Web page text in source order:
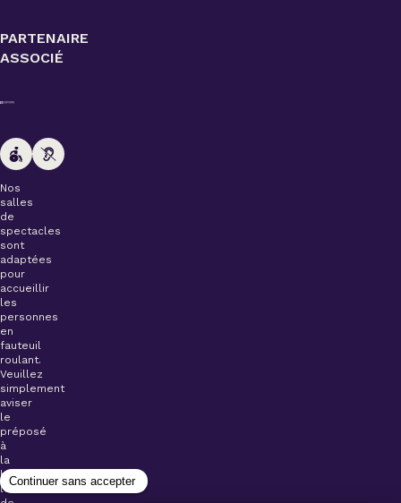
PARTENAIRE
ASSOCIÉ
Nos
salles
de
spectacles
sont
adaptées
pour
accueillir
les
personnes
en
fauteuil
roulant.
Veuillez
simplement
aviser
le
préposé
à
la
billetterie
lors